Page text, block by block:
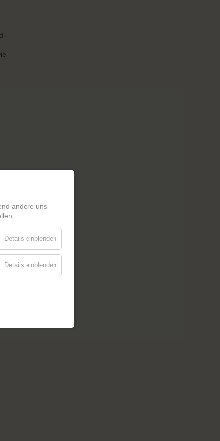
andere uns
Details einblenden
Details einblenden